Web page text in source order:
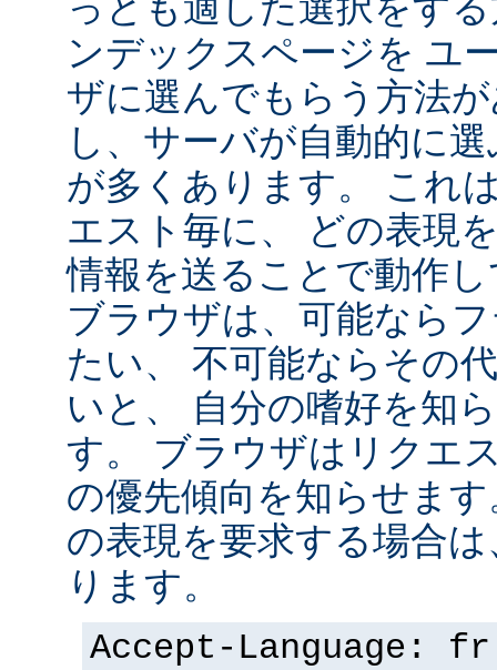
ンデックスページを ユ
ザに選んでもらう方法
し、サーバが自動的に
が多くあります。 これ
エスト毎に、 どの表現
情報を送ることで動作
ブラウザは、可能なら
たい、 不可能ならその
いと、 自分の嗜好を知
す。 ブラウザはリクエ
の優先傾向を知らせま
の表現を要求する場合
ります。
Accept-Language: fr